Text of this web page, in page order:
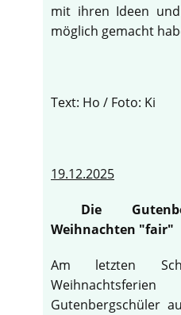
mit ihren Ideen
möglich gemacht
Text: Ho / Foto: Ki
19.12.2025
Die
Weihnachten "fair"
Am letzten
Gutenbergschüler